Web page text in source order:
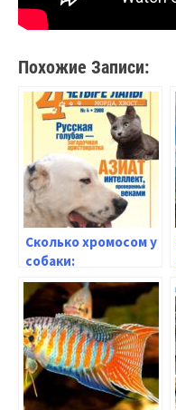
Похожие Записи:
Сколько хромосом у
собаки:
наследственность
и здоровье
питомца —
полезные советы